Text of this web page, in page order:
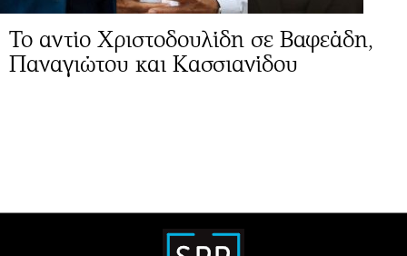
Το αντίο Χριστοδουλίδη σε Βαφεάδη,
Παναγιώτου και Κασσιανίδου